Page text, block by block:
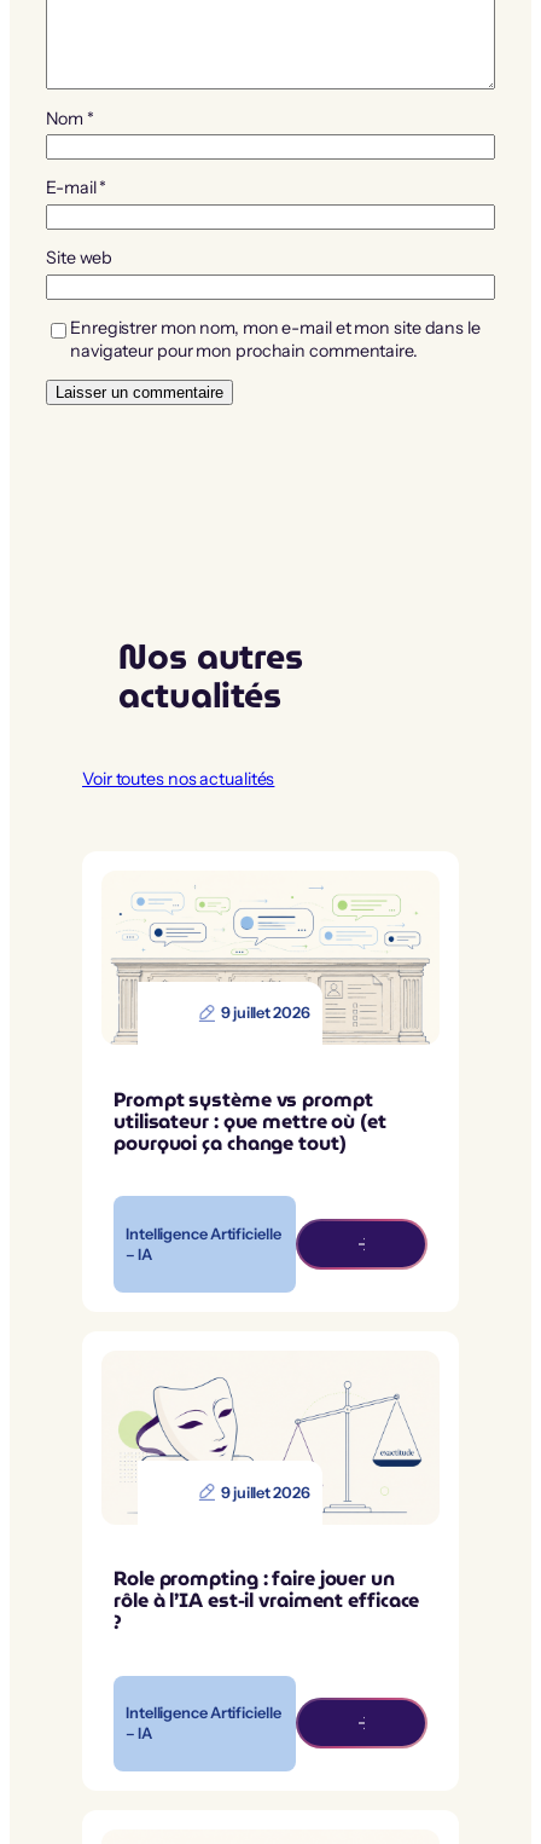
Nom *
E-mail*
Site web
Enregistrer mon nom, mon e-mail et mon site dans le
navigateur pour mon prochain commentaire.
Nos autres
actualités
Voir toutes nos actualités
9 juillet 2026
Prompt système vs prompt
utilisateur : que mettre où (et
pourquoi ça change tout)
Intelligence Artificielle
– IA
9 juillet 2026
Role prompting : faire jouer un
rôle à l’IA est-il vraiment efficace
?
Intelligence Artificielle
– IA